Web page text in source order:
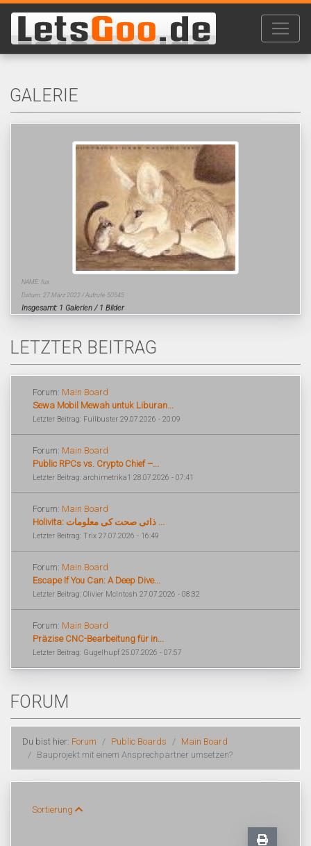
GALERIE
NAME: fux
Datum: 27.März 2022 / Aufrufe 50545
Insgesamt: 1 Galerien / 1 Bilder
LETZTER BEITRAG
Forum: Main Board
Sewa Mobil Mewah untuk Liburan...
Letzter Beitrag: Fullbuster 29.07.2026 - 20:09
Forum: Main Board
Public RPCs vs. Crypto Chief –...
Letzter Beitrag: archimetrika1 28.07.2026 - 07:41
Forum: Main Board
Holivita: ذاتی صحت کی معلومات ...
Letzter Beitrag: Trix 27.07.2026 - 16:49
Forum: Main Board
Escape If You Can: A Deep Dive...
Letzter Beitrag: Olivier McIntosh 27.07.2026 - 08:32
Forum: Main Board
Präzise CNC-Bearbeitung für in...
Letzter Beitrag: Gugelhupf 25.07.2026 - 07:57
FORUM
Du bist hier: Forum Public Boards
Main Board
Bauprojekt mit einem Ansprechpartner umsetzen?
Sortierung